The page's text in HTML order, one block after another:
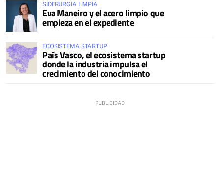
SIDERURGIA LIMPIA
Eva Maneiro y el acero limpio que
empieza en el expediente
ECOSISTEMA STARTUP
País Vasco, el ecosistema startup
donde la industria impulsa el
crecimiento del conocimiento